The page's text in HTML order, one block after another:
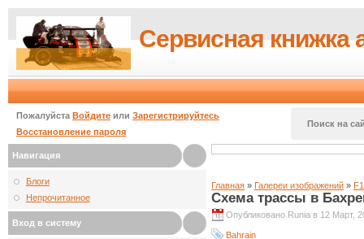
Сервисная книжка
Пожалуйста Войдите или Зарегистрируйтесь
Восстановление пароля
Поиск на
Навигация
Блоги
Непрочитанное
Вход в систему
Главная » Галереи изображений » F1
Схема трассы в
Опубликовано Runia в 12 Март,
Bahrain